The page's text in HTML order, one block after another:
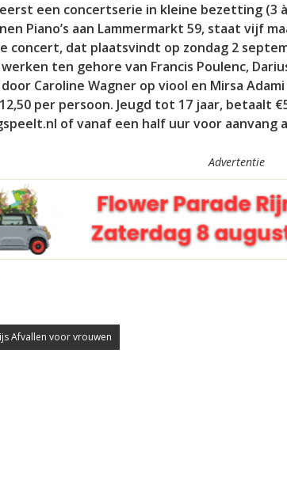
een concertserie in kleine bezetting (3
Piano’s aan Lammermarkt 59, staat vijf
concert, dat plaatsvindt op zondag 2
ten gehore van Francis Poulenc,
Caroline Wagner op viool en Mirsa
per persoon. Jeugd tot 17 jaar, betaalt
of vanaf een half uur voor aanvang
Advertentie
Afvallen voor vrouwen